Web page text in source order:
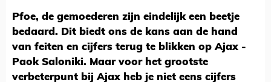
Pfoe, de gemoederen zijn eindelijk een beetje
bedaard. Dit biedt ons de kans aan de hand
van feiten en cijfers terug te blikken op Ajax -
Paok Saloniki. Maar voor het grootste
verbeterpunt bij Ajax heb je niet eens cijfers